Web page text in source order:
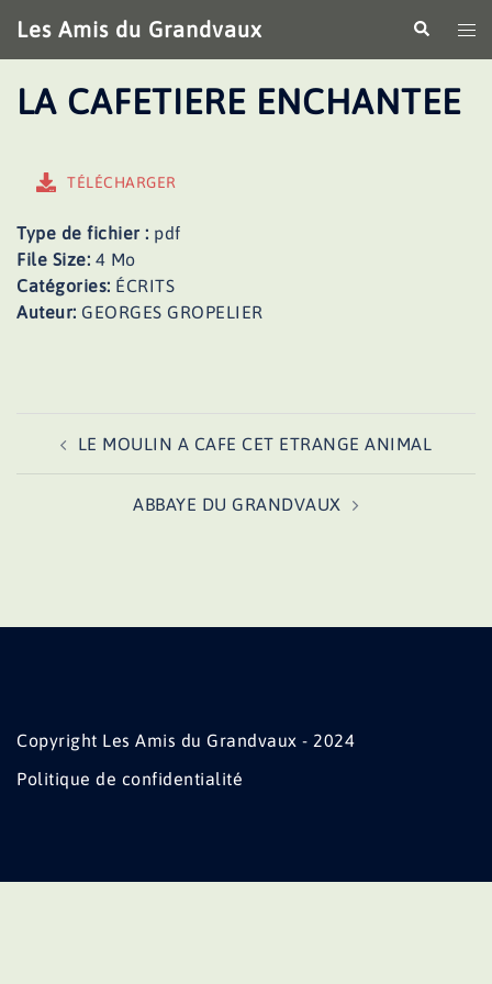
au
contenu
Les Amis du Grandvaux
le
LA CAFETIERE ENCHANTEE
TÉLÉCHARGER
Type de fichier : pdf
File Size: 4 Mo
Catégories: ÉCRITS
Auteur: GEORGES GROPELIER
d’articleLE MOULIN A CAFE CET ETRANGE ANIMAL
ABBAYE DU GRANDVAUX
Copyright Les Amis du Grandvaux - 2024
Politique de confidentialité